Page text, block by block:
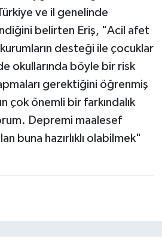
ve il genelinde
belirten Eriş, "Acil afet
desteği ile çocuklar
okullarında böyle bir risk
gerektiğini öğrenmiş
çok önemli bir farkındalık
Depremi maalesef
buna hazırlıklı olabilmek"